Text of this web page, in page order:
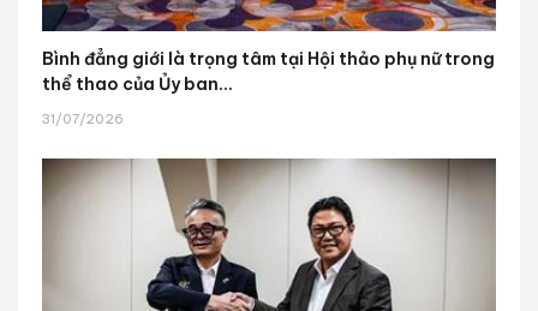
Bình đẳng giới là trọng tâm tại Hội thảo phụ nữ trong
thể thao của Ủy ban...
31/07/2026